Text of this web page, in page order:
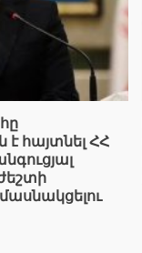
է հայտնել ՀՀ